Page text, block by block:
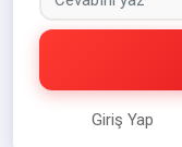
Giriş Yap